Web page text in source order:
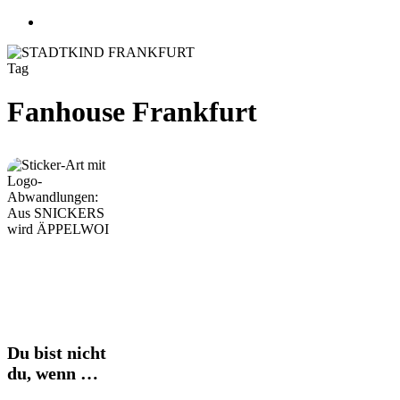
Tag
Fanhouse Frankfurt
Du
bist
nicht
Du bist nicht
du, wenn …